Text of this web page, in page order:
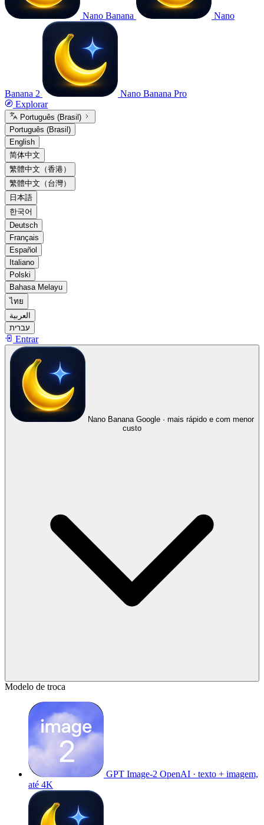
Nano Banana Nano
Banana 2
Nano Banana Pro
Explorar
Português (Brasil)
Português (Brasil)
English
简体中文
繁體中文（香港）
繁體中文（台灣）
日本語
한국어
Deutsch
Français
Español
Italiano
Polski
Bahasa Melayu
ไทย
العربية
עברית
Entrar
Nano Banana Google · mais rápido e com menor
custo
Modelo de troca
GPT Image-2 OpenAI · texto + imagem,
até 4K